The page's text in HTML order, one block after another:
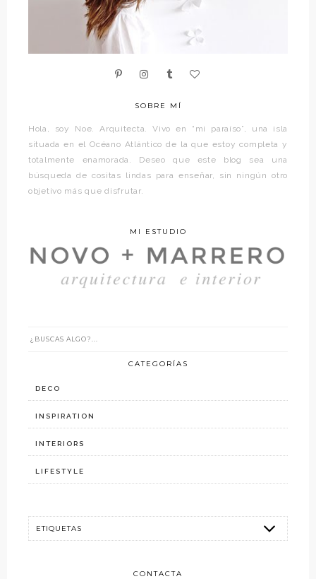
SOBRE MÍ
Hola, soy Noe. Arquitecta. Vivo en “mi paraíso”, una isla
situada en el Océano Atlántico de la que estoy completa y
totalmente enamorada. Deseo que este blog sea una
búsqueda de cositas lindas para enseñar, sin ningún otro
objetivo más que disfrutar.
MI ESTUDIO
CATEGORÍAS
DECO
INSPIRATION
INTERIORS
LIFESTYLE
CONTACTA